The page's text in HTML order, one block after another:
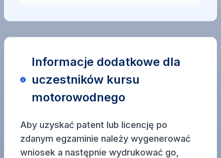
Informacje dodatkowe dla
uczestników kursu
motorowodnego
Aby uzyskać patent lub licencję po
zdanym egzaminie należy wygenerować
wniosek a następnie wydrukować go,